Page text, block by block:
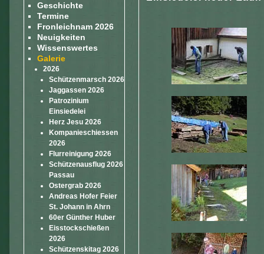
Geschichte
Termine
Fronleichnam 2026
Neuigkeiten
Wissenswertes
Galerie
2026
Schützenmarsch 2026
Jaggassen 2026
Patrozinium
Einsiedelei
Herz Jesu 2026
Kompanieschiessen
2026
Flurreinigung 2026
Schützenausflug 2026
Passau
Ostergrab 2026
Andreas Hofer Feier
St. Johann in Ahrn
60er Günther Huber
Eisstockschießen
2026
Schützenskitag 2026